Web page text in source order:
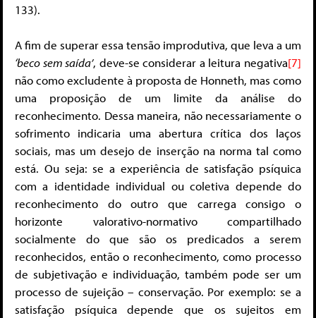
133).
A fim de superar essa tensão improdutiva, que leva a um
‘beco sem saída’, deve-se considerar a leitura negativa[7]
não como excludente à proposta de Honneth, mas como
uma proposição de um limite da análise do
reconhecimento. Dessa maneira, não necessariamente o
sofrimento indicaria uma abertura crítica dos laços
sociais, mas um desejo de inserção na norma tal como
está. Ou seja: se a experiência de satisfação psíquica
com a identidade individual ou coletiva depende do
reconhecimento do outro que carrega consigo o
horizonte valorativo-normativo compartilhado
socialmente do que são os predicados a serem
reconhecidos, então o reconhecimento, como processo
de subjetivação e individuação, também pode ser um
processo de sujeição – conservação. Por exemplo: se a
satisfação psíquica depende que os sujeitos em